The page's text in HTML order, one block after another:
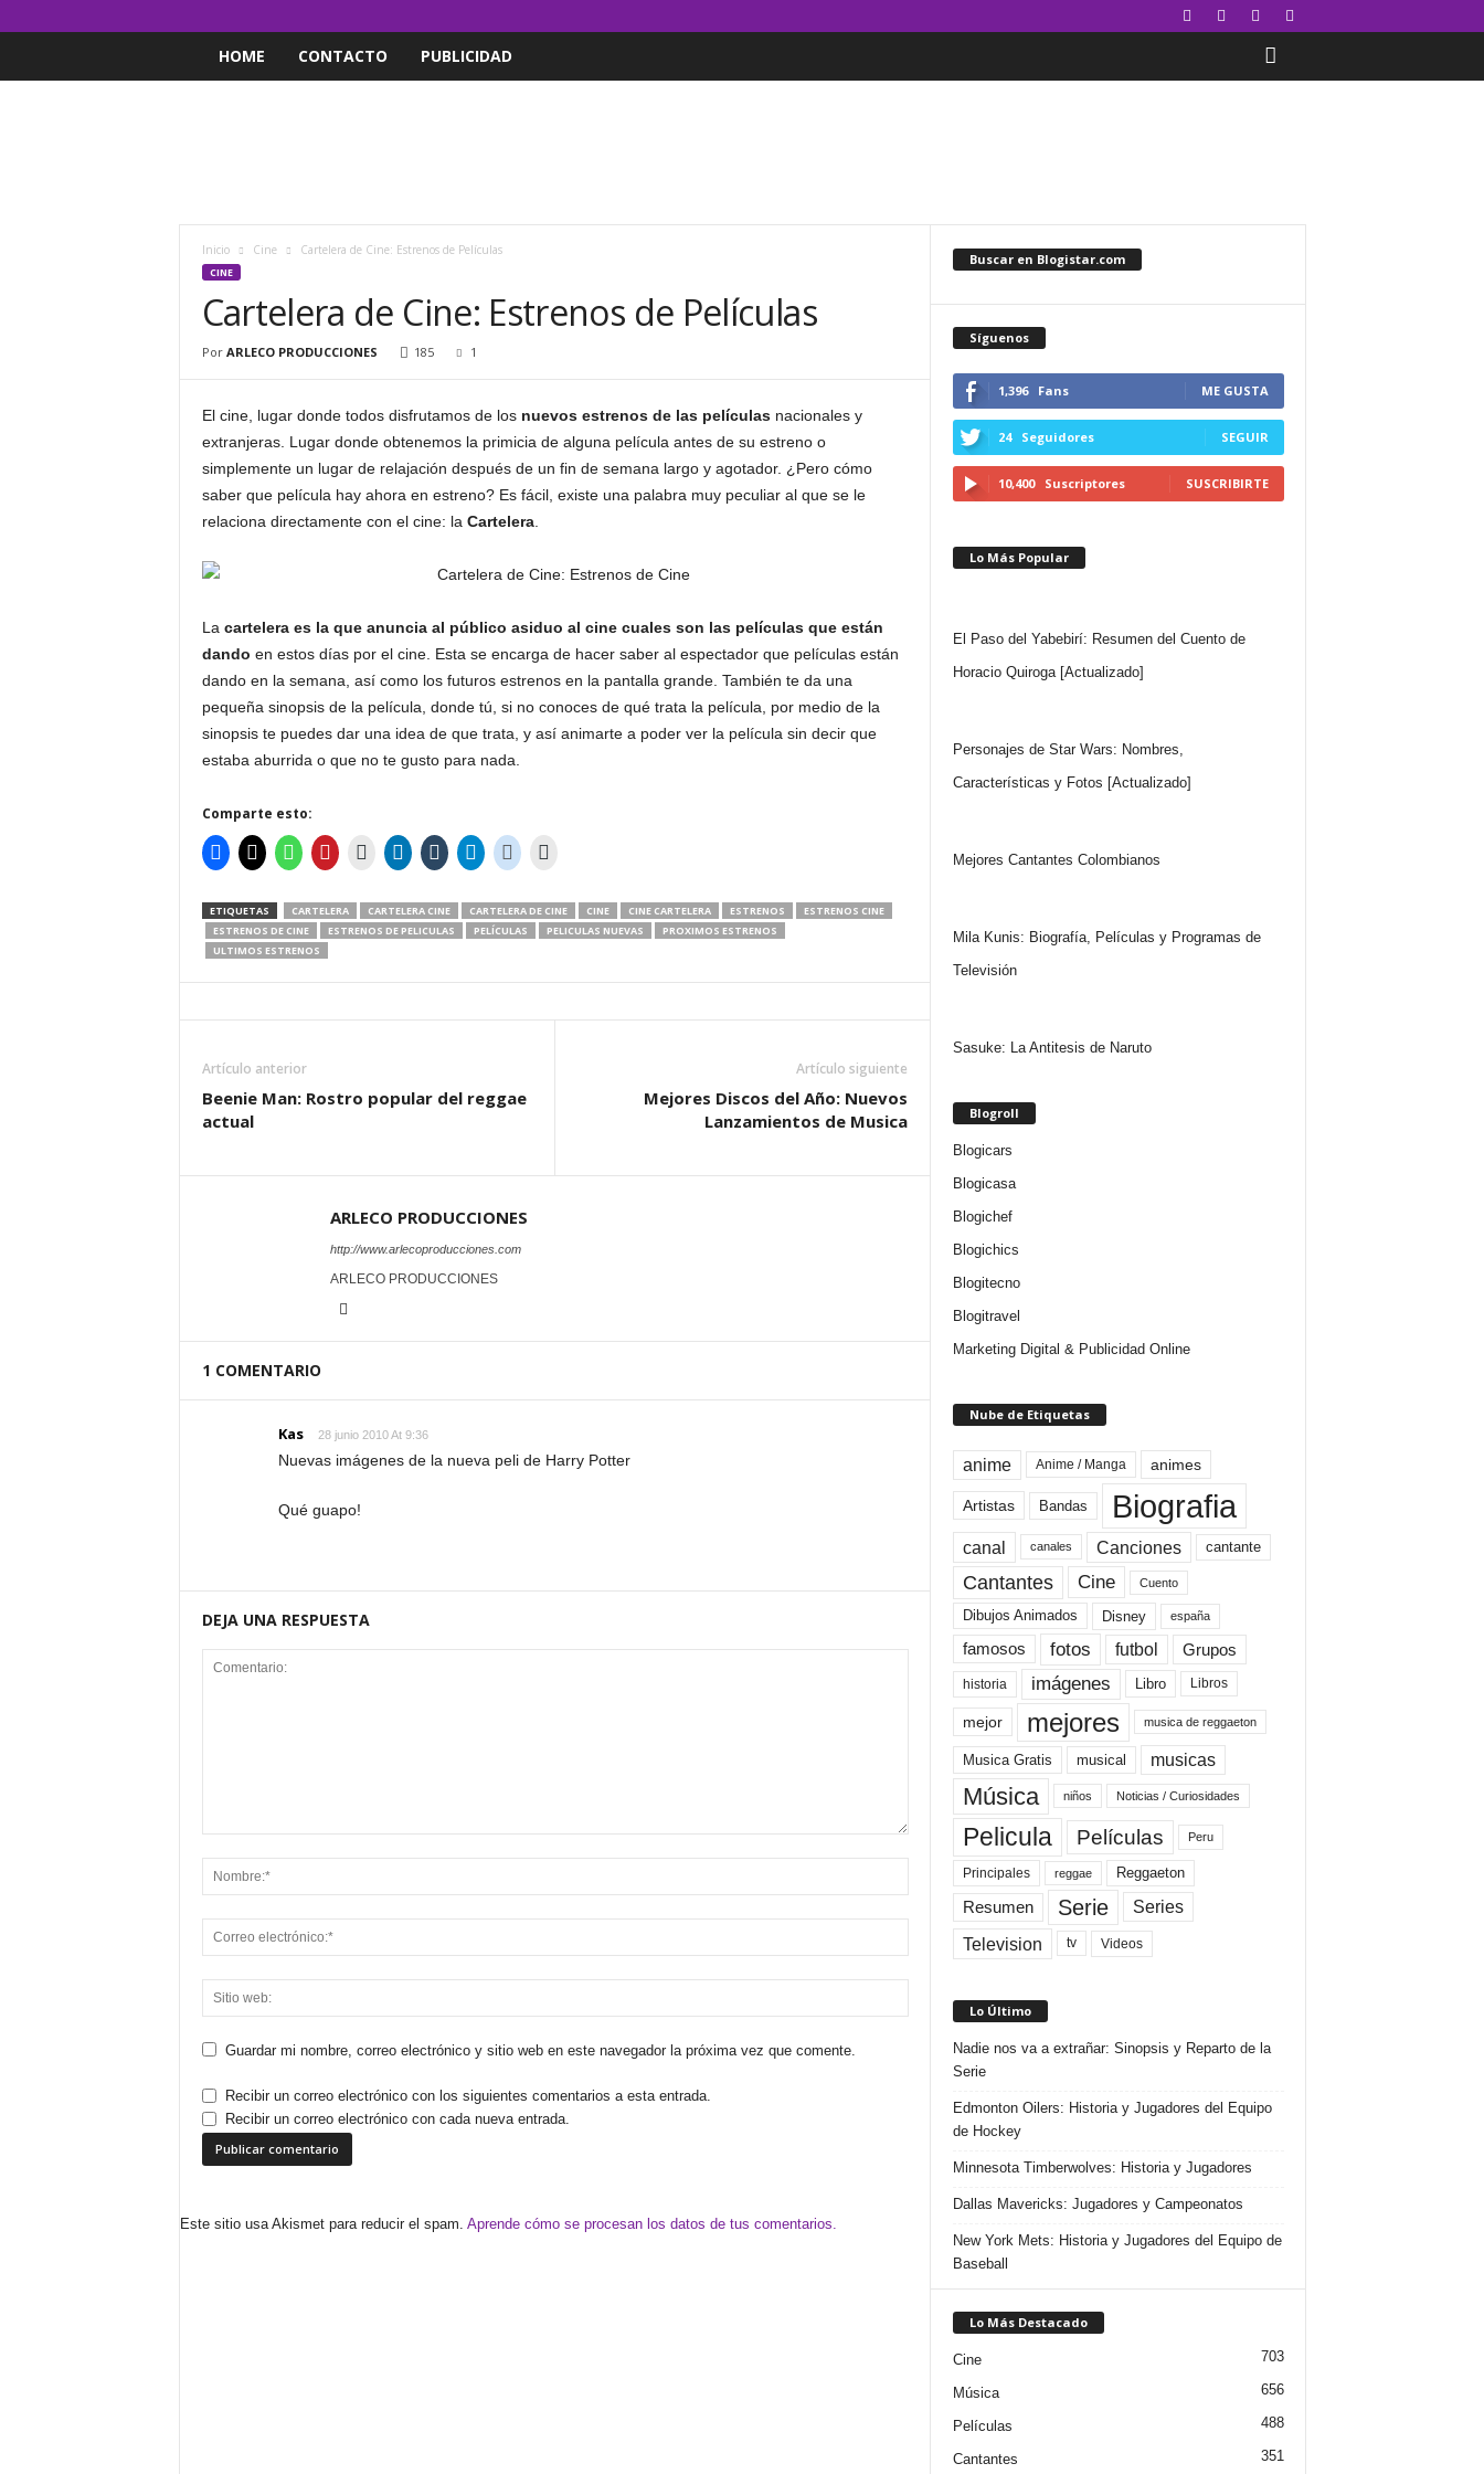
HOME CONTACTO PUBLICIDAD
Inicio Cine Cartelera de Cine: Estrenos de Películas
CINE
Cartelera de Cine: Estrenos de Películas
Por ARLECO PRODUCCIONES 185 1
El cine, lugar donde todos disfrutamos de los nuevos estrenos de las películasnacionales y
extranjeras. Lugar donde obtenemos la primicia de alguna película antes de su estreno o
simplemente un lugar de relajación después de un fin de semana largo y agotador. ¿Pero cómo
saber que película hay ahora en estreno? Es fácil, existe una palabra muy peculiar al que se le
relaciona directamente con el cine: la Cartelera.
La cartelera es la que anuncia al público asiduo al cine cuales son las películas que están
dando en estos días por el cine. Esta se encarga de hacer saber al espectador que películas están
dando en la semana, así como los futuros estrenos en la pantalla grande. También te da una
pequeña sinopsis de la película, donde tú, si no conoces de qué trata la película, por medio de la
sinopsis te puedes dar una idea de que trata, y así animarte a poder ver la película sin decir que
estaba aburrida o que no te gusto para nada.
Comparte esto:
ETIQUETAS CARTELERA CARTELERA CINE CARTELERA DE CINE CINE CINE CARTELERA ESTRENOS
ESTRENOS CINE
ESTRENOS DE CINE
ESTRENOS DE PELICULAS PELÍCULAS PELICULAS NUEVAS
PROXIMOS ESTRENOS
ULTIMOS ESTRENOS
Artículo anterior
Beenie Man: Rostro popular del reggae
actual
Artículo siguiente
Mejores Discos del Año: Nuevos
Lanzamientos de Musica
ARLECO PRODUCCIONES
http://www.arlecoproducciones.com
ARLECO PRODUCCIONES
1 COMENTARIO
Kas 28 junio 2010 At 9:36
Nuevas imágenes de la nueva peli de Harry Potter
Qué guapo!
DEJA UNA RESPUESTA
Guardar mi nombre, correo electrónico y sitio web en este navegador la próxima vez que comente.
Recibir un correo electrónico con los siguientes comentarios a esta entrada.
Recibir un correo electrónico con cada nueva entrada.
Este sitio usa Akismet para reducir el spam. Aprende cómo se procesan los datos de tus comentarios.
Buscar en Blogistar.com
Síguenos
1,396 Fans ME GUSTA
24 Seguidores SEGUIR
10,400 Suscriptores SUSCRIBIRTE
Lo Más Popular
El Paso del Yabebirí: Resumen del Cuento de
Horacio Quiroga [Actualizado]
Personajes de Star Wars: Nombres,
Características y Fotos [Actualizado]
Mejores Cantantes Colombianos
Mila Kunis: Biografía, Películas y Programas de
Televisión
Sasuke: La Antitesis de Naruto
Blogroll
Blogicars
Blogicasa
Blogichef
Blogichics
Blogitecno
Blogitravel
Marketing Digital & Publicidad Online
Nube de Etiquetas
anime Anime / Manga animes
Artistas Bandas Biografia
canal canales Canciones cantante
Cantantes Cine Cuento
Dibujos Animados Disney españa
famosos fotos futbol Grupos
historia imágenes Libro Libros
mejor mejores musica de reggaeton
Musica Gratis musical musicas
Música niños Noticias / Curiosidades
Pelicula Películas Peru
Principales reggae Reggaeton
Resumen Serie Series
Television tv Videos
Lo Último
Nadie nos va a extrañar: Sinopsis y Reparto de la
Serie
Edmonton Oilers: Historia y Jugadores del Equipo
de Hockey
Minnesota Timberwolves: Historia y Jugadores
Dallas Mavericks: Jugadores y Campeonatos
New York Mets: Historia y Jugadores del Equipo de
Baseball
Lo Más Destacado
Cine 703
Música 656
Películas 488
Cantantes 351